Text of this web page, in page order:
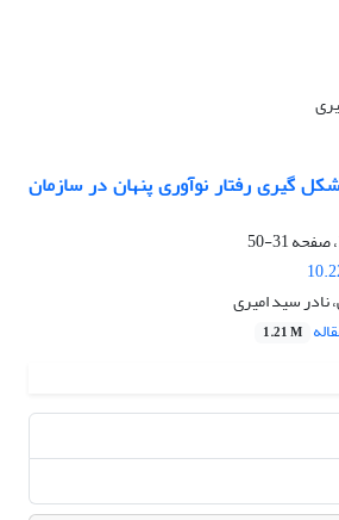
گیری رفتار نوآوری پنهان در سازمان
31-50
نادر سید امیری
1.21 M